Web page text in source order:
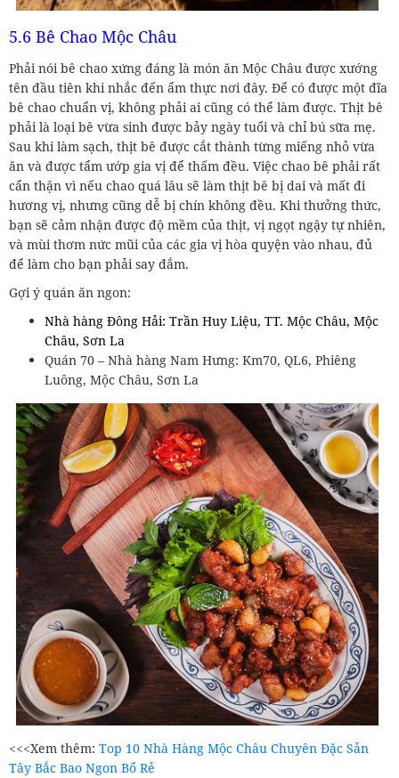
5.6 Bê Chao Mộc Châu
Phải nói bê chao xứng đáng là món ăn Mộc Châu được xướng
tên đầu tiên khi nhắc đến ẩm thực nơi đây. Để có được một đĩa
bê chao chuẩn vị, không phải ai cũng có thể làm được. Thịt bê
phải là loại bê vừa sinh được bảy ngày tuổi và chỉ bú sữa mẹ.
Sau khi làm sạch, thịt bê được cắt thành từng miếng nhỏ vừa
ăn và được tẩm ướp gia vị để thấm đều. Việc chao bê phải rất
cẩn thận vì nếu chao quá lâu sẽ làm thịt bê bị dai và mất đi
hương vị, nhưng cũng dễ bị chín không đều. Khi thưởng thức,
bạn sẽ cảm nhận được độ mềm của thịt, vị ngọt ngậy tự nhiên,
và mùi thơm nức mũi của các gia vị hòa quyện vào nhau, đủ
để làm cho bạn phải say đắm.
Gợi ý quán ăn ngon:
Nhà hàng Đông Hải: Trần Huy Liệu, TT. Mộc Châu, Mộc
Châu, Sơn La
Quán 70 – Nhà hàng Nam Hưng: Km70, QL6, Phiêng
Luông, Mộc Châu, Sơn La
<<<Xem thêm: Top 10 Nhà Hàng Mộc Châu Chuyên Đặc Sản
Tây Bắc Bao Ngon Bổ Rẻ